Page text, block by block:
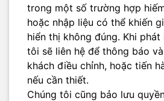
trong một số trường hợp
hoặc nhập liệu có thể khiến
hiển thị không đúng. Khi phát
tôi sẽ liên hệ để thông báo
khách điều chỉnh, hoặc tiến
nếu cần thiết.
Chúng tôi cũng bảo lưu